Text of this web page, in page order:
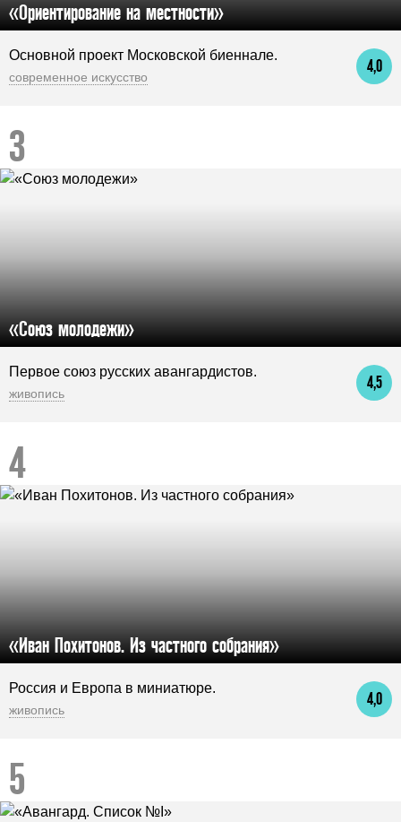
«Ориентирование на местности»
4,0
Основной проект Московской биеннале.
современное искусство
«Союз молодежи»
4,5
Первое союз русских авангардистов.
живопись
«Иван Похитонов. Из частного собрания»
4,0
Россия и Европа в миниатюре.
живопись